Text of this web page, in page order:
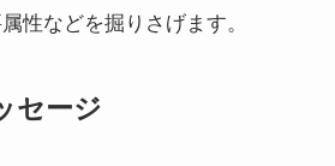
性などを掘りさげます。
セージ